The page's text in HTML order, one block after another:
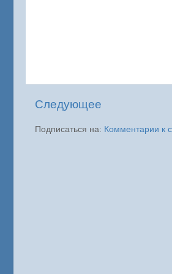
Следующее
Подписаться на: Комментарии к